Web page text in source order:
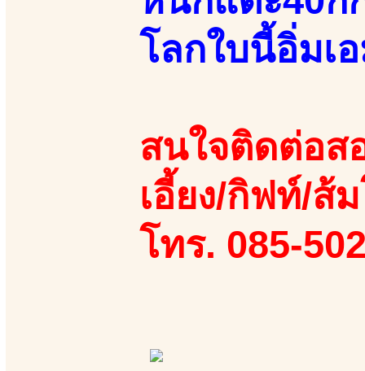
โลกใบนี้อิ่มเ
สนใจติดต่อส
เอี้ยง/กิฟท์/ส้
โทร. 085-